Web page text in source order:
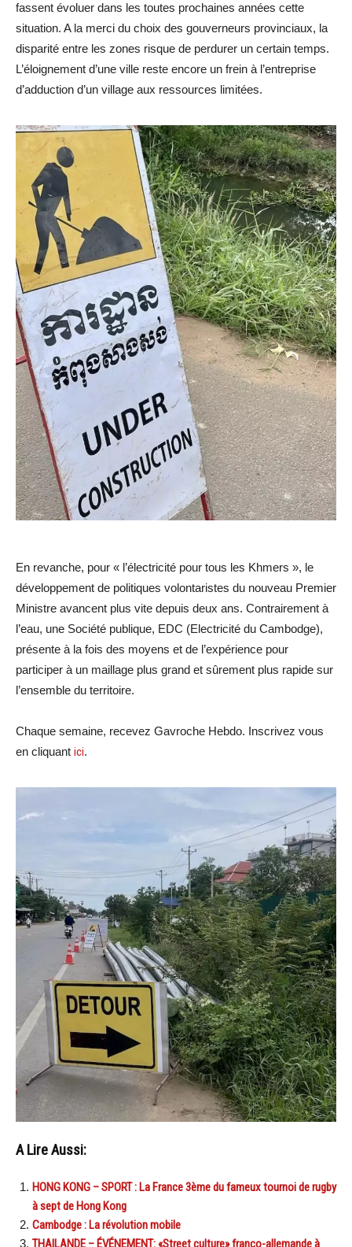
fassent évoluer dans les toutes prochaines années cette
situation. A la merci du choix des gouverneurs provinciaux, la
disparité entre les zones risque de perdurer un certain temps.
L’éloignement d’une ville reste encore un frein à l’entreprise
d’adduction d’un village aux ressources limitées.
En revanche, pour « l’électricité pour tous les Khmers », le
développement de politiques volontaristes du nouveau Premier
Ministre avancent plus vite depuis deux ans. Contrairement à
l’eau, une Société publique, EDC (Electricité du Cambodge),
présente à la fois des moyens et de l’expérience pour
participer à un maillage plus grand et sûrement plus rapide sur
l’ensemble du territoire.
Chaque semaine, recevez Gavroche Hebdo. Inscrivez vous
en cliquant ici.
A Lire Aussi:
HONG KONG – SPORT : La France 3ème du fameux tournoi de rugby
à sept de Hong Kong
Cambodge : La révolution mobile
THAILANDE – ÉVÉNEMENT: «Street culture» franco-allemande à